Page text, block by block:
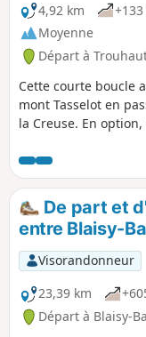
4,92 km
Moyenne
Départ à
Cette courte boucle
mont Tasselot en
la Creuse. En
De part et
entre Blaisy-
Visorandonneur
23,39 km
Départ à Blaisy-